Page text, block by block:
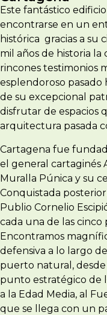
Este fantástico
encontrarse en un
histórica gracias a su
mil años de historia
rincones testimonios
esplendoroso pasado
de su excepcional
disfrutar de espacios
arquitectura pasada
Cartagena fue
el general cartaginés
Muralla Púnica y su
Conquistada
Publio Cornelio
cada una de las cinco
Encontramos
defensiva a lo largo
puerto natural, desde
punto estratégico de
a la Edad Media, al
que se llega con un